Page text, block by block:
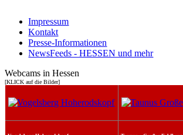
Impressum
Kontakt
Presse-Informationen
NewsFeeds - HESSEN und mehr
Webcams in Hessen
[KLICK auf die Bilder]